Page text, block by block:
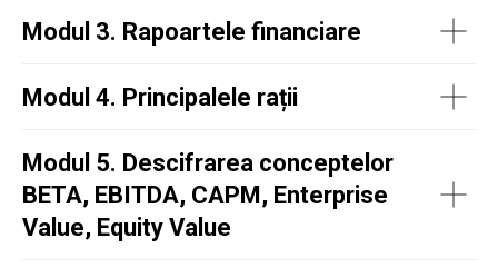
Modul 3. Rapoartele financiare
Modul 4. Principalele rații
Modul 5. Descifrarea conceptelor
BETA, EBITDA, CAPM, Enterprise
Value, Equity Value